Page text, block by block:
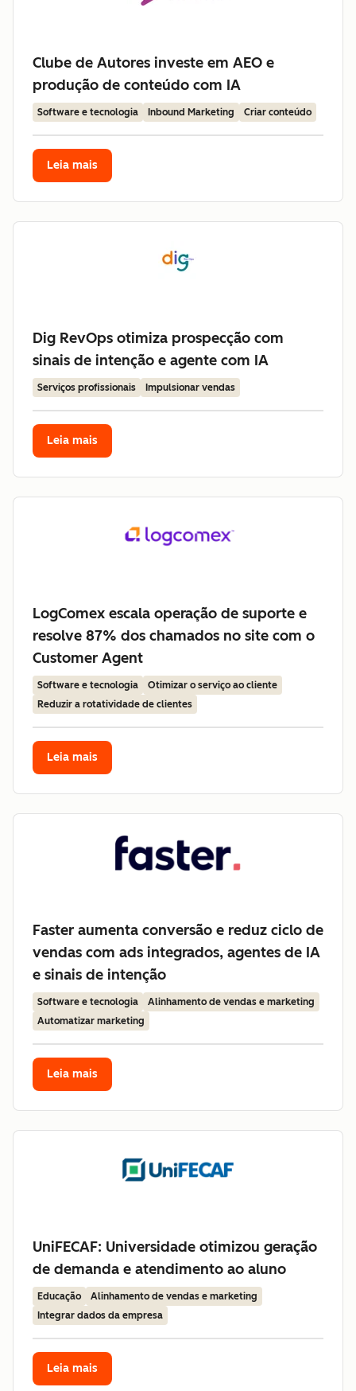
Clube de Autores investe em AEO e
produção de conteúdo com IA
Software e tecnologia Inbound Marketing Criar conteúdo
Leia mais
Dig RevOps otimiza prospecção com
sinais de intenção e agente com IA
Serviços profissionais Impulsionar vendas
Leia mais
LogComex escala operação de suporte e
resolve 87% dos chamados no site com o
Customer Agent
Software e tecnologia
Otimizar o serviço ao cliente
Reduzir a rotatividade de clientes
Leia mais
Faster aumenta conversão e reduz ciclo de
vendas com ads integrados, agentes de IA
e sinais de intenção
Software e tecnologia
Alinhamento de vendas e marketing
Automatizar marketing
Leia mais
UniFECAF: Universidade otimizou geração
de demanda e atendimento ao aluno
Educação
Alinhamento de vendas e marketing
Integrar dados da empresa
Leia mais